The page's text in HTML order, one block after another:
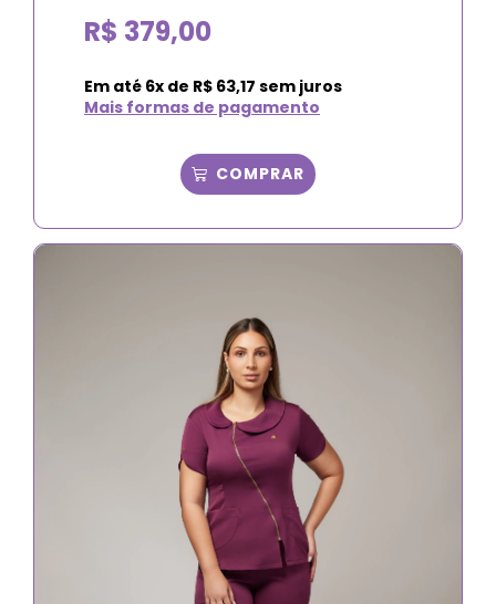
R$ 379,00
Em até 6x de R$ 63,17 sem juros
Mais formas de pagamento
COMPRAR